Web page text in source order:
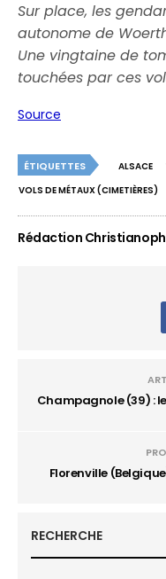
Sur place, les
autonome de
Une vingtaine de
touchées par ces
Source
ÉTIQUETTES ALSACE
VOLS DE MÉTAUX (CIMETIÈRES)
Rédaction
Champagnole (39) :
Florenville
RECHERCHE